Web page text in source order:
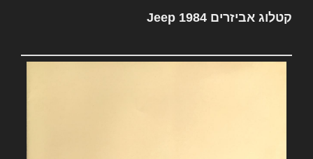
קטלוג אביזרים Jeep 1984